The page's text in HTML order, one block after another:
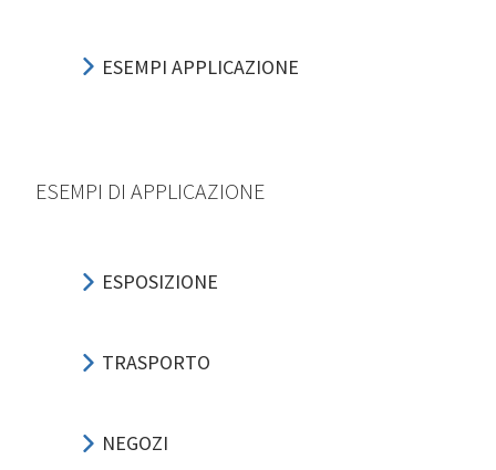
ESEMPI APPLICAZIONE
ESEMPI DI APPLICAZIONE
ESPOSIZIONE
TRASPORTO
NEGOZI